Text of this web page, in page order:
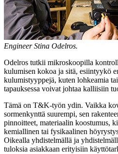
Engineer Stina Odelros.
Odelros tutkii mikroskoopilla
kulumisen kokoa ja sitä, esiintyykö
kulumistyyppejä, kuten lohkeamia
tapauksessa voivat johtaa kalliisiin
Tämä on T&K-työn ydin. Vaikka
sormenkynttä suurempi, sen
pinnoitteet, materiaalin koostumus,
kemiallinen tai fysikaalinen
Oikealla yhdistelmällä ja
tuloksia asiakkaan erityisiin